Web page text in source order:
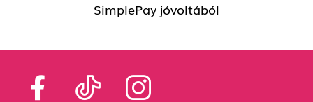
SimplePay jóvoltából